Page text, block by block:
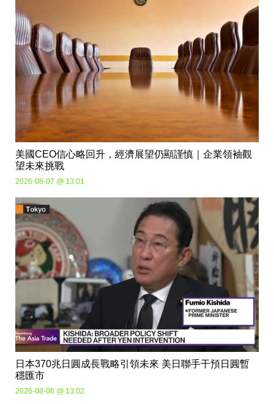
美國CEO信心略回升，經濟展望仍顯謹慎｜企業領袖觀
望未來挑戰
2026-08-07 @ 13:01
日本370兆日圓成長戰略引領未來 美日聯手干預日圓暫
穩匯市
2026-08-06 @ 13:02